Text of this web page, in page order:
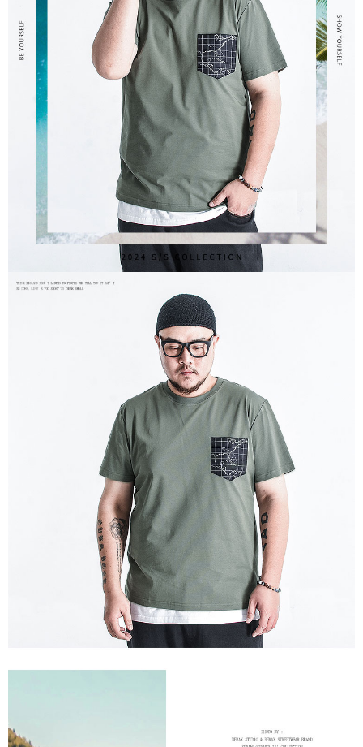
三、利用規約「AFTEE代金後払い」（以下当サービスという）はネットプ
ロテクションズ（以下 AFTEE という）が提供し、AFTEEが代金を徴収し
ます。当サービスご利用の際に提供しなければならない個人情報（注文者
の氏名、電話番号、受取人の氏名、電話番号、受取人住所を含むがこれに
限らない）は、AFTEEに渡され当サービスで必要な範囲内で利用されま
す。AFTEEの個人情報の収集、処理、利用について、詳細はAFTEE公式ホ
ームページの『個人情報の収集、処理及び利用に関する声明』をご参照く
ださい（
https://aftee.tw/privacypolicy/ ）。
AFTEEの初回ご利用の際に、審査を通過すれば、最高額がNT$10,000にな
ります。支払い期限を過ぎた場合、その金額に基づいて年利20%の遅延滞
納金が加算されます。未成年の利用者は、事前に法定代理人または後見人
の同意を得ればAFTEEをご利用いただけます。
個人情報の処理、利用について疑問がある、または関連する法律の権利を
行使したい場合は、ネットプロテクションズ
cs_tw@netprotections.co.jp
にご連絡ください。上記に示した個人情報を、必要な購入注文書とあわせ
てAFTEEにご提供いただく、またはAFTEEにあなたの個人情報の収集、処
理、利用を許可することににご同意いただけない場合は、当サービスを選